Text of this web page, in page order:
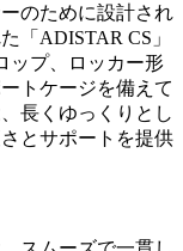
のために設計され
「ADISTAR CS」
ップ、ロッカー形
トケージを備えて
長くゆっくりとし
とサポートを提供